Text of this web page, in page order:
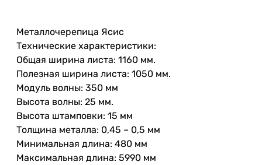
Металлочерепица Ясис
Технические характеристики:
Общая ширина листа: 1160 мм.
Полезная ширина листа: 1050 мм.
Модуль волны: 350 мм
Высота волны: 25 мм.
Высота штамповки: 15 мм
Толщина металла: 0,45 – 0,5 мм
Минимальная длина: 480 мм
Максимальная длина: 5990 мм